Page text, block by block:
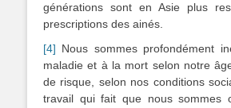
générations sont en Asie plus
prescriptions des ainés.
[4] Nous sommes profondément
maladie et à la mort selon notre
de risque, selon nos conditions
travail qui fait que nous sommes